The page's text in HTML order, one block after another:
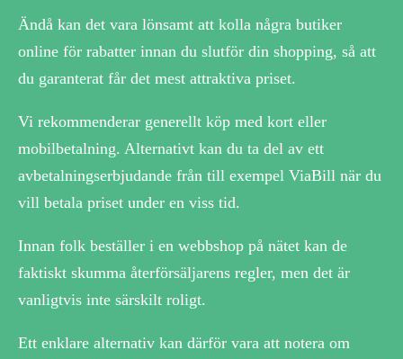
Ändå kan det vara lönsamt att kolla några butiker
online för rabatter innan du slutför din shopping, så att
du garanterat får det mest attraktiva priset.
Vi rekommenderar generellt köp med kort eller
mobilbetalning. Alternativt kan du ta del av ett
avbetalningserbjudande från till exempel ViaBill när du
vill betala priset under en viss tid.
Innan folk beställer i en webbshop på nätet kan de
faktiskt skumma återförsäljarens regler, men det är
vanligtvis inte särskilt roligt.
Ett enklare alternativ kan därför vara att notera om